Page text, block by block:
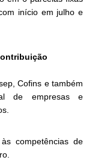
início em julho e
Cofins e também
de empresas e
competências de